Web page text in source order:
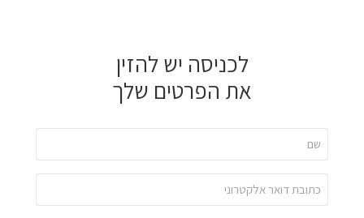
לכניסה יש להזין
את הפרטים שלך